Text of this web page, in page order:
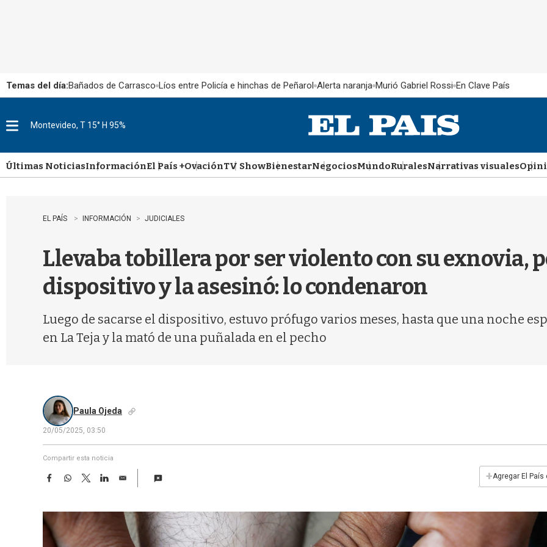
Temas del día:Bañados de Carrasco Líos entre Policía e hinchas de Peñarol Alerta naranja Murió Gabriel Rossi En Clave País
u
Montevideo, T 15° H 95%
Últimas NoticiasInformaciónEl País +OvaciónTV ShowBienestarNegociosMundoRuralesNarrativas visuales
EL PAÍS INFORMACIÓN JUDICIALES
Llevaba tobillera por ser violento con su exnovia,
dispositivo y la asesinó: lo condenaron
Luego de sacarse el dispositivo, estuvo prófugo varios meses, hasta que una noche
en La Teja y la mató de una puñalada en el pecho
Paula Ojeda
20/05/2025, 03:50
Compartir esta noticia
F
e
b
o
W
t
s
A
T
w
t
t
e
L
k
d
E
i
l
+Agregar El País